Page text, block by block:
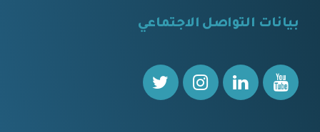
بيانات التواصل الاجتماعي